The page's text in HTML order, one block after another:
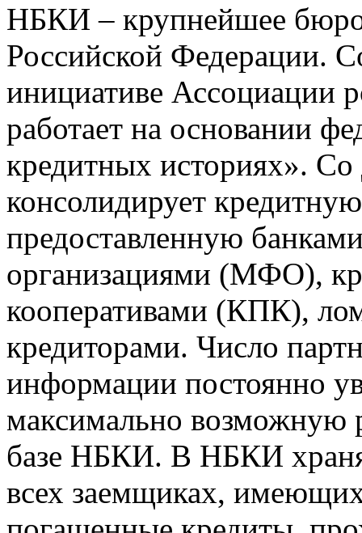
НБКИ – крупнейшее
Российской Федерации.
инициативе Ассоциации
работает на основании
кредитных историях».
консолидирует
предоставленную
организациями (МФО),
кооперативами (КПК),
кредиторами. Число
информации постоянно
максимально возможную
базе НБКИ. В НБКИ
всех заемщиках,